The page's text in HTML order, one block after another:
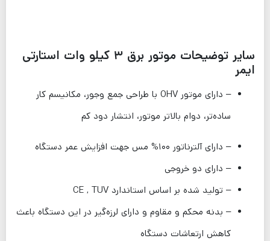
سایر توضیحات موتور برق ۳ کیلو وات استارتی
ایمر
– دارای موتور OHV با طراحی جمع وجور، مکانیسم کار
ساده‌تر، دوام بالاتر موتور، انتشار دود کم
– دارای آلترناتور ۱۰۰% مس جهت افزایش عمر دستگاه
– دارای دو خروجی
– تولید شده بر اساس استاندارد CE , TUV
– بدنه محکم و مقاوم و دارای لرزه‌گیر در این دستگاه باعث
کاهش ارتعاشات دستگاه